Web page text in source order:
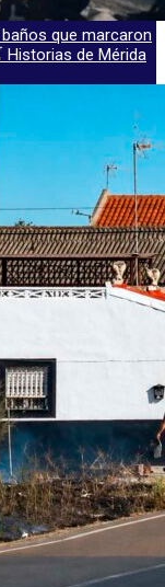
que marcaron
de Mérida